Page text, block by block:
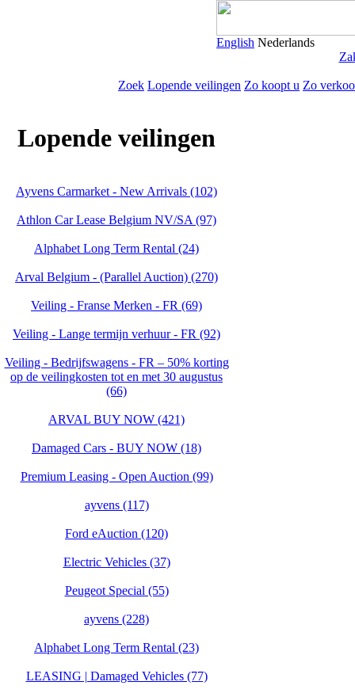
English Nederlands
Zoek Lopende veilingen Zo koopt u Zo
Lopende veilingen
Ayvens Carmarket - New Arrivals (102)
Athlon Car Lease Belgium NV/SA (97)
Alphabet Long Term Rental (24)
Arval Belgium - (Parallel Auction) (270)
Veiling - Franse Merken - FR (69)
Veiling - Lange termijn verhuur - FR (92)
Veiling - Bedrijfswagens - FR – 50% korting
op de veilingkosten tot en met 30 augustus
(66)
ARVAL BUY NOW (421)
Damaged Cars - BUY NOW (18)
Premium Leasing - Open Auction (99)
ayvens (117)
Ford eAuction (120)
Electric Vehicles (37)
Peugeot Special (55)
ayvens (228)
Alphabet Long Term Rental (23)
LEASING | Damaged Vehicles (77)